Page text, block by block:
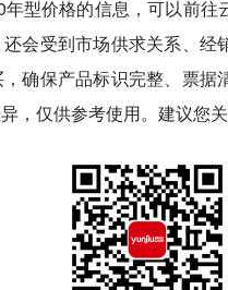
型价格的信息，可以前
会受到市场供求关系、
确保产品标识完整、票
，仅供参考使用。建议您